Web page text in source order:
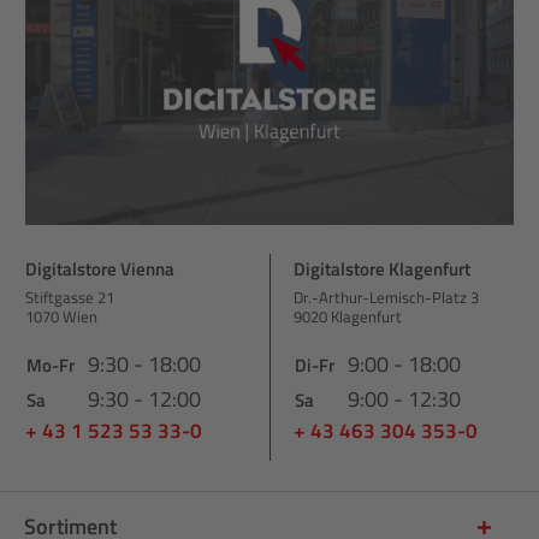
Digitalstore Vienna
Stiftgasse 21
1070 Wien
Mo-Fr 9:30 - 18:00
Sa 9:30 - 12:00
+ 43 1 523 53 33-0
Digitalstore Klagenfurt
Dr.-Arthur-Lemisch-Platz 3
9020 Klagenfurt
Di-Fr 9:00 - 18:00
Sa 9:00 - 12:30
+ 43 463 304 353-0
Sortiment